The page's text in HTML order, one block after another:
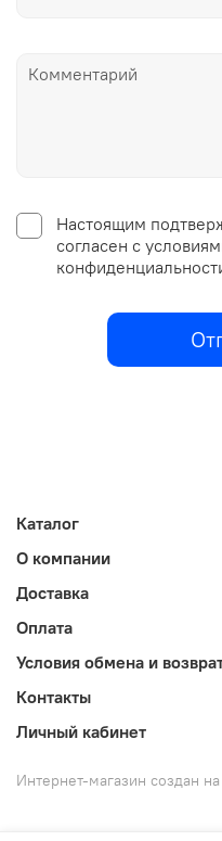
Настоящим
согласен с
Каталог
О компании
Доставка
Оплата
Условия обмена и
Контакты
Личный кабинет
Интернет-магазин создан